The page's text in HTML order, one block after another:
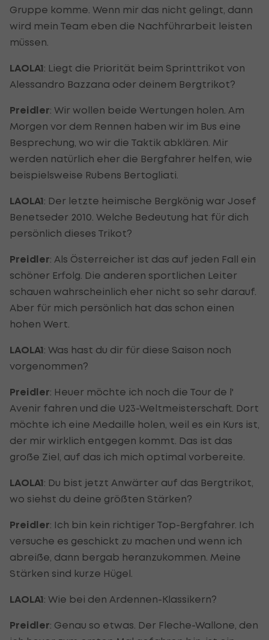
Gruppe komme. Wenn mir das nicht gelingt, dann
wird mein Team eben die Nachführarbeit leisten
müssen.
LAOLA1: Liegt die Priorität beim Sprinttrikot von
Alessandro Bazzana oder deinem Bergtrikot?
Preidler: Wir wollen beide Wertungen holen. Am
Morgen vor dem Rennen haben wir im Bus eine
Besprechung, wo wir die Taktik abklären. Mir
werden natürlich eher die Bergfahrer helfen, wie
beispielsweise Rubens Bertogliati.
LAOLA1: Der letzte heimische Bergkönig war Josef
Benetseder 2010. Welche Bedeutung hat für dich
persönlich dieses Trikot?
Preidler: Als Österreicher ist das auf jeden Fall ein
schöner Erfolg. Die anderen sportlichen Leiter
schauen wahrscheinlich eher nicht so sehr darauf.
Aber für mich persönlich hat das schon einen
hohen Wert.
LAOLA1: Was hast du dir für diese Saison noch
vorgenommen?
Preidler: Heuer möchte ich noch die Tour de l'
Avenir fahren und die U23-Weltmeisterschaft. Dort
möchte ich eine Medaille holen, weil es ein Kurs ist,
der mir wirklich entgegen kommt. Das ist das
große Ziel, auf das ich mich optimal vorbereite.
LAOLA1: Du bist jetzt Anwärter auf das Bergtrikot,
wo siehst du deine größten Stärken?
Preidler: Ich bin kein richtiger Top-Bergfahrer. Ich
versuche es geschickt zu machen und wenn ich
abreiße, dann bergab heranzukommen. Meine
Stärken sind kurze Hügel.
LAOLA1: Wie bei den Ardennen-Klassikern?
Preidler: Genau so etwas. Der Fleche-Wallone, den